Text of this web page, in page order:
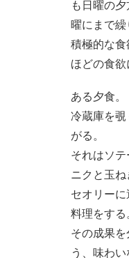
も日曜の
曜にまで繰
積極的な
ほどの食欲
ある夕食。
冷蔵庫を
がる。
それはソ
ニクと玉
セオリー
料理をする
その成果
う、味わ